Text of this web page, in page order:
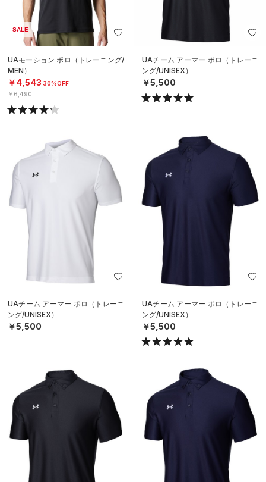
SALE
UAモーション ポロ（トレーニング/
MEN）
￥4,543 30%OFF
￥6,490
UAチーム アーマー ポロ（トレーニ
ング/UNISEX）
￥5,500
UAチーム アーマー ポロ（トレーニ
ング/UNISEX）
￥5,500
UAチーム アーマー ポロ（トレーニ
ング/UNISEX）
￥5,500